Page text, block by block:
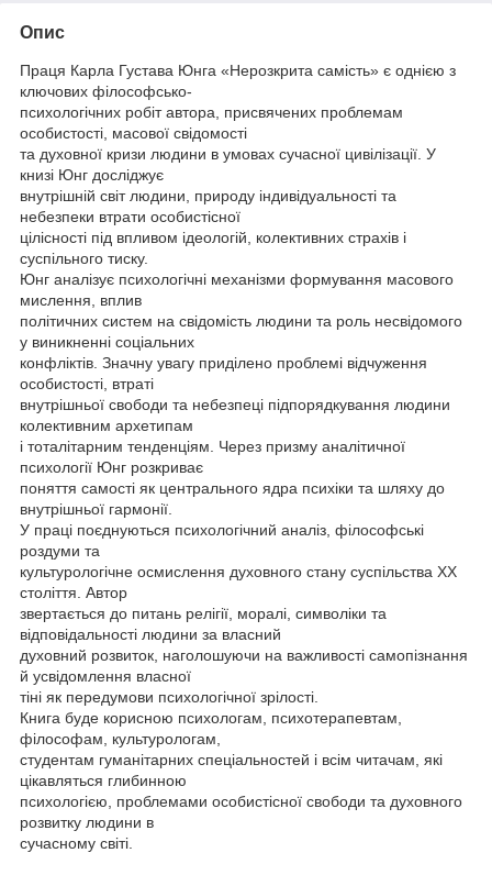
Опис
Праця Карла Густава Юнга «Нерозкрита самість» є однією з
ключових філософсько-
психологічних робіт автора, присвячених проблемам
особистості, масової свідомості
та духовної кризи людини в умовах сучасної цивілізації. У
книзі Юнг досліджує
внутрішній світ людини, природу індивідуальності та
небезпеки втрати особистісної
цілісності під впливом ідеологій, колективних страхів і
суспільного тиску.
Юнг аналізує психологічні механізми формування масового
мислення, вплив
політичних систем на свідомість людини та роль несвідомого
у виникненні соціальних
конфліктів. Значну увагу приділено проблемі відчуження
особистості, втраті
внутрішньої свободи та небезпеці підпорядкування людини
колективним архетипам
і тоталітарним тенденціям. Через призму аналітичної
психології Юнг розкриває
поняття самості як центрального ядра психіки та шляху до
внутрішньої гармонії.
У праці поєднуються психологічний аналіз, філософські
роздуми та
культурологічне осмислення духовного стану суспільства XX
століття. Автор
звертається до питань релігії, моралі, символіки та
відповідальності людини за власний
духовний розвиток, наголошуючи на важливості самопізнання
й усвідомлення власної
тіні як передумови психологічної зрілості.
Книга буде корисною психологам, психотерапевтам,
філософам, культурологам,
студентам гуманітарних спеціальностей і всім читачам, які
цікавляться глибинною
психологією, проблемами особистісної свободи та духовного
розвитку людини в
сучасному світі.